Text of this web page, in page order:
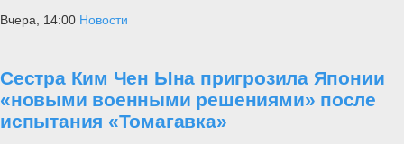
Вчера, 14:00 Новости
Сестра Ким Чен Ына пригрозила Японии
«новыми военными решениями» после
испытания «Томагавка»